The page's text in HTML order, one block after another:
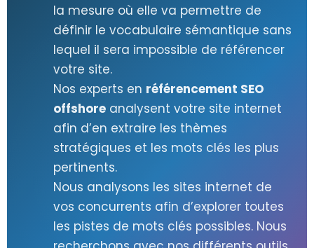
la mesure où elle va permettre de
définir le vocabulaire sémantique sans
lequel il sera impossible de référencer
votre site.
Nos experts en référencement SEO
offshore analysent votre site internet
afin d’en extraire les thèmes
stratégiques et les mots clés les plus
pertinents.
Nous analysons les sites internet de
vos concurrents afin d’explorer toutes
les pistes de mots clés possibles. Nous